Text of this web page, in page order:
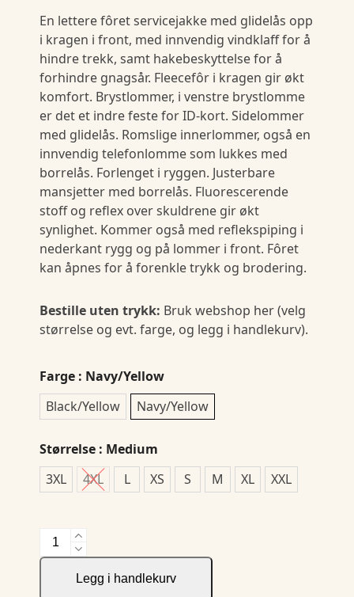
En lettere fôret servicejakke med glidelås opp
i kragen i front, med innvendig vindklaff for å
hindre trekk, samt hakebeskyttelse for å
forhindre gnagsår. Fleecefôr i kragen gir økt
komfort. Brystlommer, i venstre brystlomme
er det et indre feste for ID-kort. Sidelommer
med glidelås. Romslige innerlommer, også en
innvendig telefonlomme som lukkes med
borrelås. Forlenget i ryggen. Justerbare
mansjetter med borrelås. Fluorescerende
stoff og reﬂex over skuldrene gir økt
synlighet. Kommer også med reﬂekspiping i
nederkant rygg og på lommer i front. Fôret
kan åpnes for å forenkle trykk og brodering.
Bestille uten trykk: Bruk webshop her (velg
størrelse og evt. farge, og legg i handlekurv).
Farge : Navy/Yellow
Black/Yellow
Navy/Yellow
Størrelse : Medium
3XL
4XL L XS S M XL XXL
5438
Padded
Legg i handlekurv